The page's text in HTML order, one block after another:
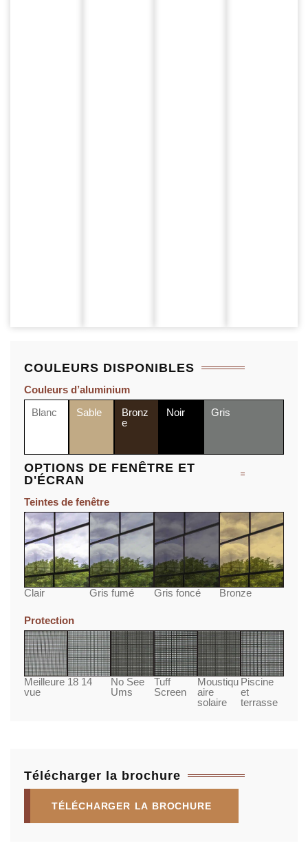
COULEURS DISPONIBLES
Couleurs d’aluminium
Blanc Sable
Bronz
e
Noir Gris
OPTIONS DE FENÊTRE ET
D'ÉCRAN
Teintes de fenêtre
Clair Gris fumé Gris foncé Bronze
Protection
Meilleure
vue
18 14
No See
Ums
Tuff
Screen
Moustiqu
aire
solaire
Piscine
et
terrasse
Télécharger la brochure
TÉLÉCHARGER LA BROCHURE